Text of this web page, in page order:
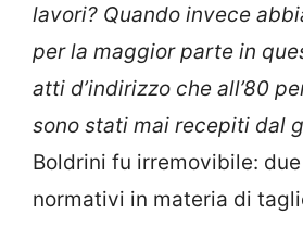
lavori? Quando invece
per la maggior parte in
atti d’indirizzo che all’80
sono stati mai recepiti dal
Boldrini fu irremovibile:
normativi in materia di